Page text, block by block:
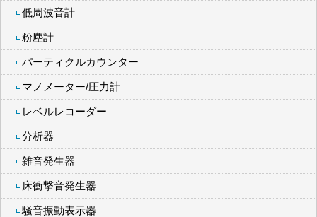
低周波音計
粉塵計
パーティクルカウンター
マノメーター/圧力計
レベルレコーダー
分析器
雑音発生器
床衝撃音発生器
騒音振動表示器